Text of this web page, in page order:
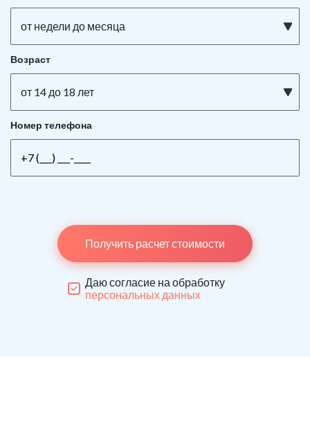
от недели до месяца
Возраст
от 14 до 18 лет
Номер телефона
Получить расчет стоимости
Даю согласие на обработку
персональных данных